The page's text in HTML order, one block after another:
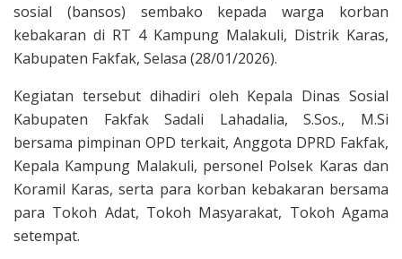
sosial (bansos) sembako kepada warga korban
kebakaran di RT 4 Kampung Malakuli, Distrik Karas,
Kabupaten Fakfak, Selasa (28/01/2026).
Kegiatan tersebut dihadiri oleh Kepala Dinas Sosial
Kabupaten Fakfak Sadali Lahadalia, S.Sos., M.Si
bersama pimpinan OPD terkait, Anggota DPRD Fakfak,
Kepala Kampung Malakuli, personel Polsek Karas dan
Koramil Karas, serta para korban kebakaran bersama
para Tokoh Adat, Tokoh Masyarakat, Tokoh Agama
setempat.